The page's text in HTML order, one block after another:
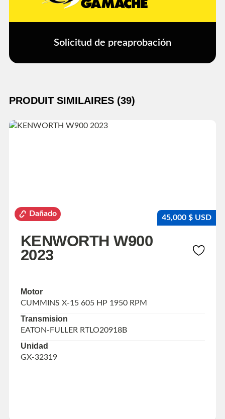
Solicitud de preaprobación
PRODUIT SIMILAIRES (39)
Dañado 45,000 $ USD
KENWORTH W900
2023
Motor
CUMMINS X-15 605 HP 1950 RPM
Transmision
EATON-FULLER RTLO20918B
Unidad
GX-32319